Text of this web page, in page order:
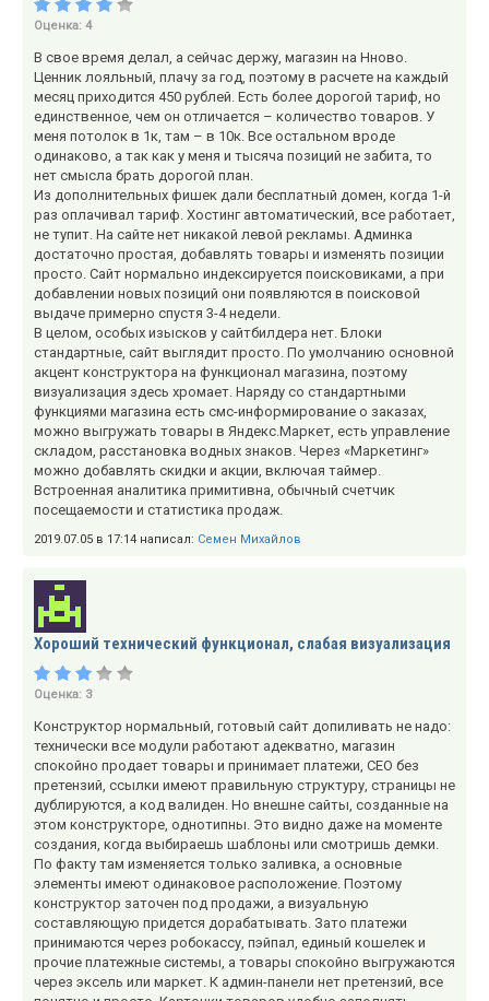
Оценка: 4
В свое время делал, а сейчас держу, магазин на Нново.
Ценник лояльный, плачу за год, поэтому в расчете на каждый
месяц приходится 450 рублей. Есть более дорогой тариф, но
единственное, чем он отличается – количество товаров. У
меня потолок в 1к, там – в 10к. Все остальном вроде
одинаково, а так как у меня и тысяча позиций не забита, то
нет смысла брать дорогой план.
Из дополнительных фишек дали бесплатный домен, когда 1-й
раз оплачивал тариф. Хостинг автоматический, все работает,
не тупит. На сайте нет никакой левой рекламы. Админка
достаточно простая, добавлять товары и изменять позиции
просто. Сайт нормально индексируется поисковиками, а при
добавлении новых позиций они появляются в поисковой
выдаче примерно спустя 3-4 недели.
В целом, особых изысков у сайтбилдера нет. Блоки
стандартные, сайт выглядит просто. По умолчанию основной
акцент конструктора на функционал магазина, поэтому
визуализация здесь хромает. Наряду со стандартными
функциями магазина есть смс-информирование о заказах,
можно выгружать товары в Яндекс.Маркет, есть управление
складом, расстановка водных знаков. Через «Маркетинг»
можно добавлять скидки и акции, включая таймер.
Встроенная аналитика примитивна, обычный счетчик
посещаемости и статистика продаж.
2019.07.05 в 17:14 написал: Семен Михайлов
Хороший технический функционал, слабая визуализация
Оценка: 3
Конструктор нормальный, готовый сайт допиливать не надо:
технически все модули работают адекватно, магазин
спокойно продает товары и принимает платежи, СЕО без
претензий, ссылки имеют правильную структуру, страницы не
дублируются, а код валиден. Но внешне сайты, созданные на
этом конструкторе, однотипны. Это видно даже на моменте
создания, когда выбираешь шаблоны или смотришь демки.
По факту там изменяется только заливка, а основные
элементы имеют одинаковое расположение. Поэтому
конструктор заточен под продажи, а визуальную
составляющую придется дорабатывать. Зато платежи
принимаются через робокассу, пэйпал, единый кошелек и
прочие платежные системы, а товары спокойно выгружаются
через эксель или маркет. К админ-панели нет претензий, все